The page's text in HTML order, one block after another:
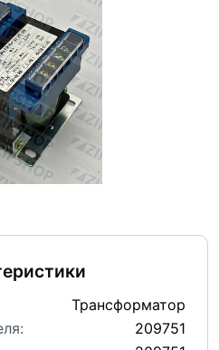
Трансформатор
209751